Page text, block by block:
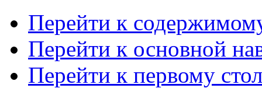
Перейти к
Перейти к основной
Перейти к первому